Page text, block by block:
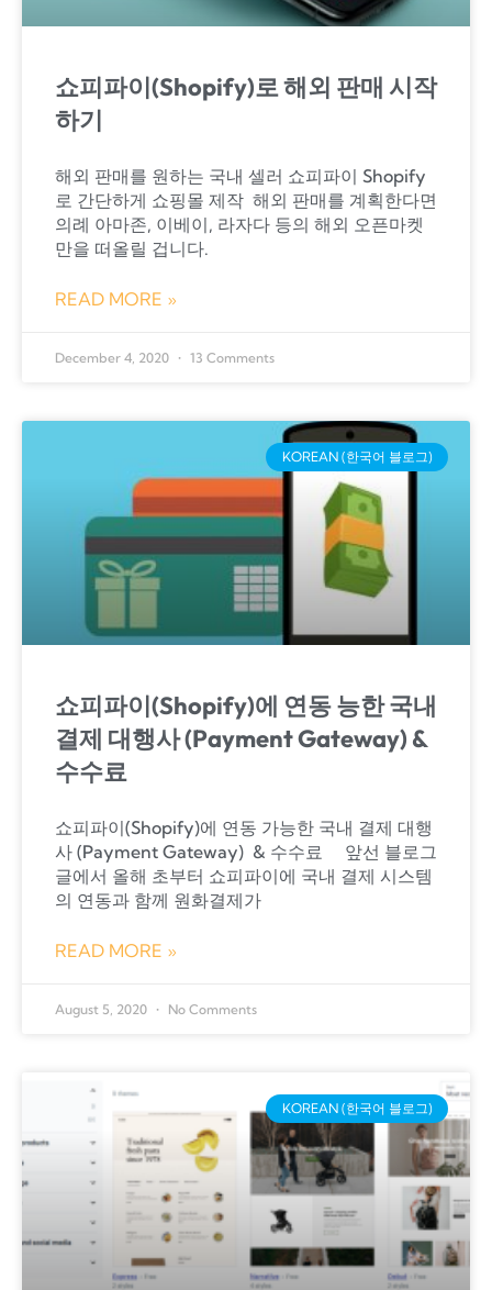
쇼피파이(Shopify)로 해외 판매 시작
하기
해외 판매를 원하는 국내 셀러 쇼피파이 Shopify
로 간단하게 쇼핑몰 제작 ​ 해외 판매를 계획한다면
의례 아마존, 이베이, 라자다 등의 해외 오픈마켓
만을 떠올릴 겁니다.
READ MORE »
December 4, 2020 13 Comments
KOREAN (한국어 블로그)
쇼피파이(Shopify)에 연동 능한 국내
결제 대행사 (Payment Gateway) &
수수료
쇼피파이(Shopify)에 연동 가능한 국내 결제 대행
사 (Payment Gateway) ​ & 수수료​ 앞선 블로그
글에서 올해 초부터 쇼피파이에 국내 결제 시스템
의 연동과 함께 원화결제가
READ MORE »
August 5, 2020 No Comments
KOREAN (한국어 블로그)